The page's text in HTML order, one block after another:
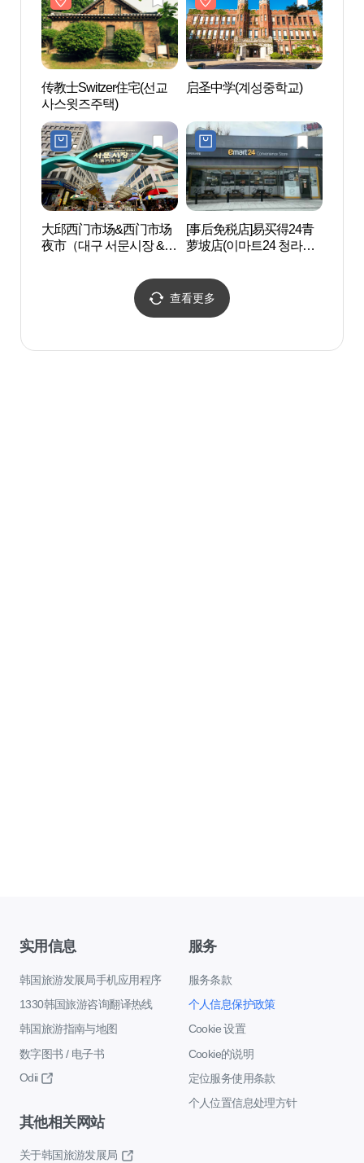
传教士Switzer住宅(선교
사스윗즈주택)
启圣中学(계성중학교)
大邱西门市场&西门市场
夜市（대구 서문시장 &
[事后免税店]易买得24青
萝坡店(이마트24 청라언
查看更多
实用信息
韩国旅游发展局手机应用程序
1330韩国旅游咨询翻译热线
韩国旅游指南与地图
数字图书 / 电子书
Odii
服务
服务条款
个人信息保护政策
Cookie 设置
Cookie的说明
定位服务使用条款
个人位置信息处理方针
其他相关网站
关于韩国旅游发展局